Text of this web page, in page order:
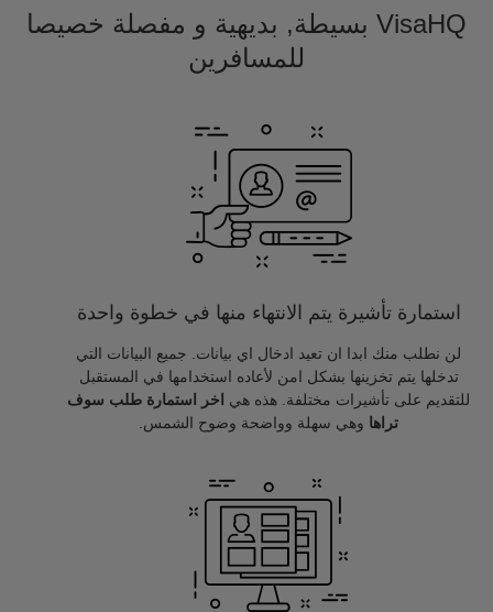
VisaHQ بسيطة, بديهية و مفصلة خصيصا
للمسافرين
استمارة تأشيرة يتم الانتهاء منها في خطوة واحدة
لن نطلب منك ابدا ان تعيد ادخال اي بيانات. جميع البيانات التي
تدخلها يتم تخزينها بشكل امن لأعاده استخدامها في المستقبل
للتقديم على تأشيرات مختلفة. هذه هي
اخر استمارة طلب سوف
تراها وهي سهلة وواضحة وضوح الشمس.